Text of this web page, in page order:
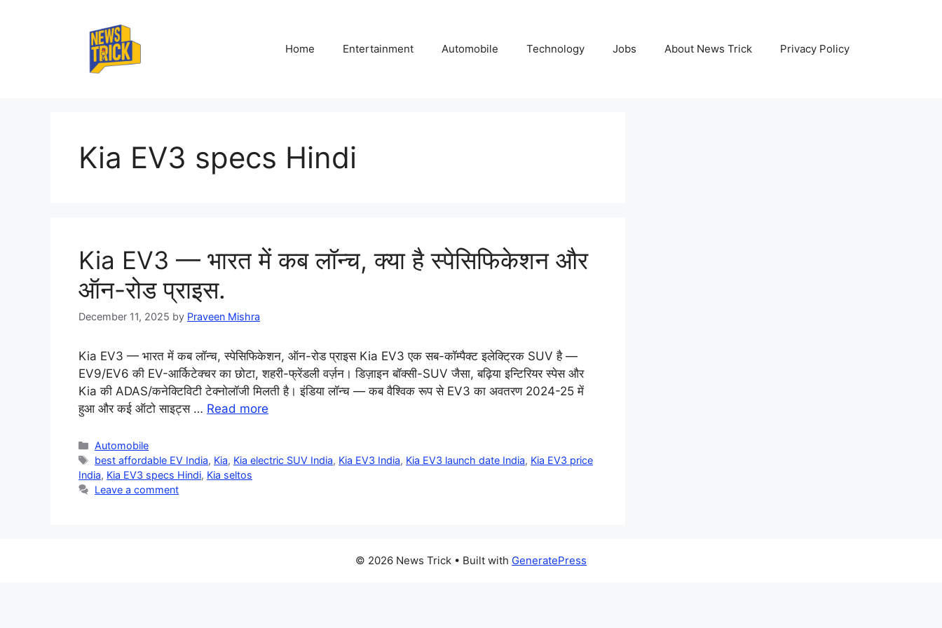
Home Entertainment Automobile Technology Jobs About News Trick Privacy Policy
Kia EV3 specs Hindi
Kia EV3 — भारत में कब लॉन्च, क्या है स्पेसिफिकेशन और
ऑन-रोड प्राइस.
December 11, 2025 by Praveen Mishra
Kia EV3 — भारत में कब लॉन्च, स्पेसिफिकेशन, ऑन-रोड प्राइस Kia EV3 एक सब-कॉम्पैक्ट इलेक्ट्रिक SUV है —
EV9/EV6 की EV-आर्किटेक्चर का छोटा, शहरी-फ्रेंडली वर्ज़न। डिज़ाइन बॉक्सी-SUV जैसा, बढ़िया इन्टिरियर स्पेस और
Kia की ADAS/कनेक्टिविटी टेक्नोलॉजी मिलती है। इंडिया लॉन्च — कब वैश्विक रूप से EV3 का अवतरण 2024-25 में
हुआ और कई ऑटो साइट्स … Read more
Categories
Automobile
Tags
best affordable EV India, Kia, Kia electric SUV India, Kia EV3 India, Kia EV3 launch date India, Kia EV3 price
India, Kia EV3 specs Hindi, Kia seltos
Leave a comment
© 2026 News Trick • Built with GeneratePress